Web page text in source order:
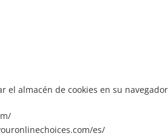
el almacén de cookies en su
es/